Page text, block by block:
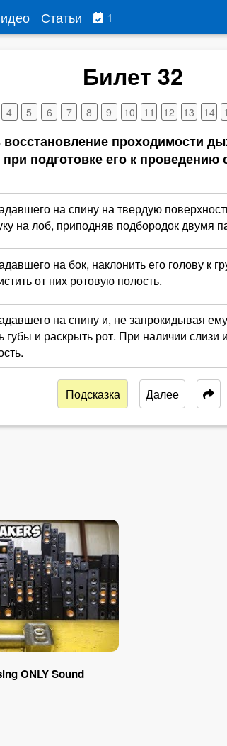
Билет 32
4 5 6 7 8 9 10 11 12 13 14
восстановление проходимости
подготовке его к проведению
на спину на твердую
на лоб, приподняв подбородок двумя
на бок, наклонить его голову к
от них ротовую полость.
на спину и, не запрокидывая
губы и раскрыть рот. При наличии слизи
Подсказка Далее
Статьи 1
ONLY Sound